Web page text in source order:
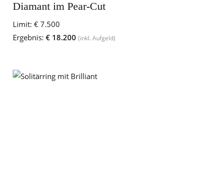
Diamant im Pear-Cut
Limit: € 7.500
Ergebnis: € 18.200 (inkl. Aufgeld)